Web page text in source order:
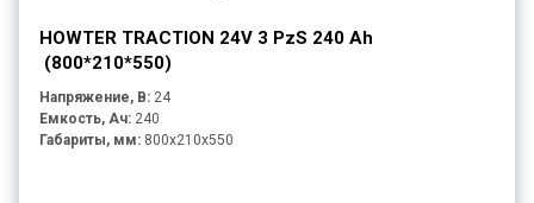
HOWTER TRACTION 24V 3 PzS 240 Ah
(800*210*550)
Напряжение, В: 24
Емкость, Ач: 240
Габариты, мм: 800x210x550